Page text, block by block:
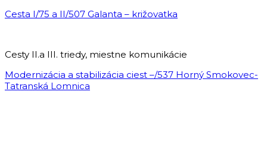
Cesta I/75 a II/507 Galanta – križovatka
Cesty II.a III. triedy, miestne komunikácie
Modernizácia a stabilizácia ciest –/537 Horný Smokovec-
Tatranská Lomnica